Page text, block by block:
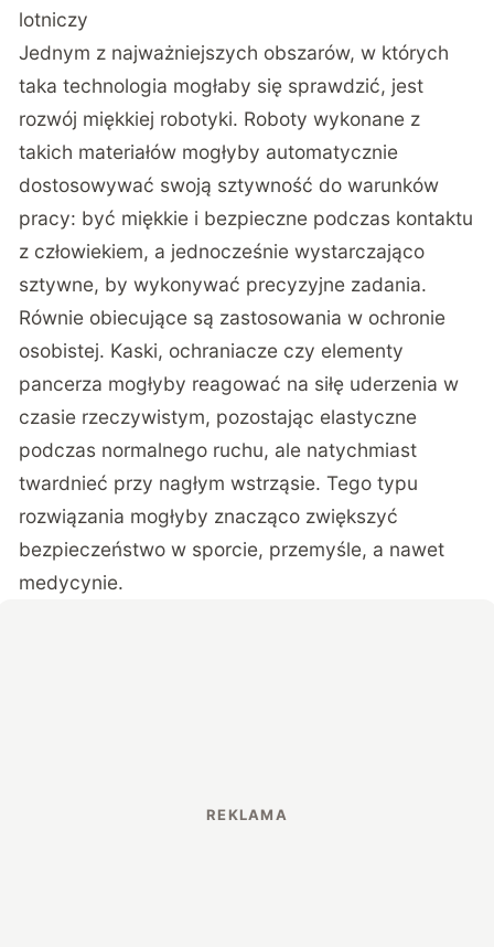
lotniczy
Jednym z najważniejszych obszarów, w których
taka technologia mogłaby się sprawdzić, jest
rozwój miękkiej robotyki. Roboty wykonane z
takich materiałów mogłyby automatycznie
dostosowywać swoją sztywność do warunków
pracy: być miękkie i bezpieczne podczas kontaktu
z człowiekiem, a jednocześnie wystarczająco
sztywne, by wykonywać precyzyjne zadania.
Równie obiecujące są zastosowania w ochronie
osobistej. Kaski, ochraniacze czy elementy
pancerza mogłyby reagować na siłę uderzenia w
czasie rzeczywistym, pozostając elastyczne
podczas normalnego ruchu, ale natychmiast
twardnieć przy nagłym wstrząsie. Tego typu
rozwiązania mogłyby znacząco zwiększyć
bezpieczeństwo w sporcie, przemyśle, a nawet
medycynie.